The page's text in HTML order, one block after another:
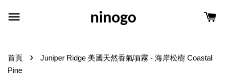
ninogo
首頁 ›
Juniper Ridge 美國天然香氣噴霧 - 海岸松樹 Coastal
Pine